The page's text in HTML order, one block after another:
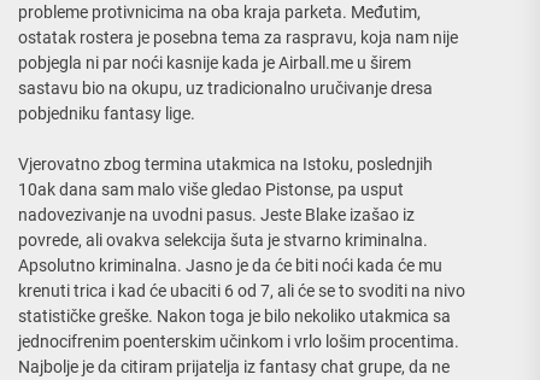
probleme protivnicima na oba kraja parketa. Međutim,
ostatak rostera je posebna tema za raspravu, koja nam nije
pobjegla ni par noći kasnije kada je Airball.me u širem
sastavu bio na okupu, uz tradicionalno uručivanje dresa
pobjedniku fantasy lige.
Vjerovatno zbog termina utakmica na Istoku, poslednjih
10ak dana sam malo više gledao Pistonse, pa usput
nadovezivanje na uvodni pasus. Jeste Blake izašao iz
povrede, ali ovakva selekcija šuta je stvarno kriminalna.
Apsolutno kriminalna. Jasno je da će biti noći kada će mu
krenuti trica i kad će ubaciti 6 od 7, ali će se to svoditi na nivo
statističke greške. Nakon toga je bilo nekoliko utakmica sa
jednocifrenim poenterskim učinkom i vrlo lošim procentima.
Najbolje je da citiram prijatelja iz fantasy chat grupe, da ne